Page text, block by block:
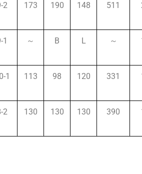
2 173 190 148 511
1 ～ B L ～
1 113 98 120 331
2 130 130 130 390